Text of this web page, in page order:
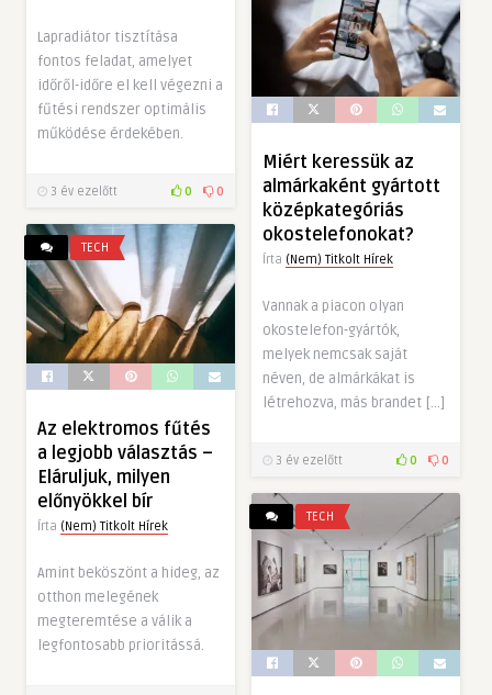
Lapradiátor tisztítása
fontos feladat, amelyet
időről-időre el kell végezni a
fűtési rendszer optimális
működése érdekében.
3 év ezelőtt 0 0
Miért keressük az
almárkaként gyártott
középkategóriás
okostelefonokat?
Írta (Nem) Titkolt Hírek
Vannak a piacon olyan
okostelefon-gyártók,
melyek nemcsak saját
néven, de almárkákat is
létrehozva, más brandet […]
3 év ezelőtt 0 0
TECH
Az elektromos fűtés
a legjobb választás –
Eláruljuk, milyen
előnyökkel bír
Írta (Nem) Titkolt Hírek
Amint beköszönt a hideg, az
otthon melegének
megteremtése a válik a
legfontosabb prioritássá.
TECH